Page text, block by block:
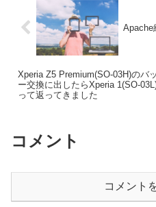
Apache
Xperia Z5 Premium(SO-03H)のバ
ー交換に出したらXperia 1(SO-
って返ってきました
コメント
コメント